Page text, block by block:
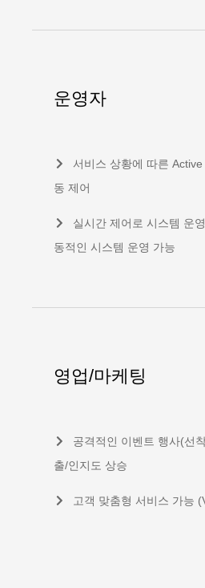
운영자
서비스 상황에 따른
동 제어
실시간 제어로 시스템 운
동적인 시스템 운영 가능
영업/마케팅
공격적인 이벤트 행사(선
출/인지도 상승
고객 맞춤형 서비스 가능